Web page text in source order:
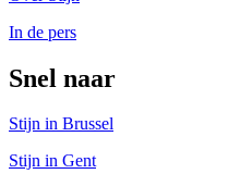
In de pers
Snel naar
Stijn in Brussel
Stijn in Gent